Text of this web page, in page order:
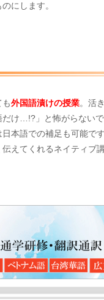
にします。
外国語漬けの授業。活
だけ…!?」と怖がらない
本語での補足も可能で
えてくれるネイティブ